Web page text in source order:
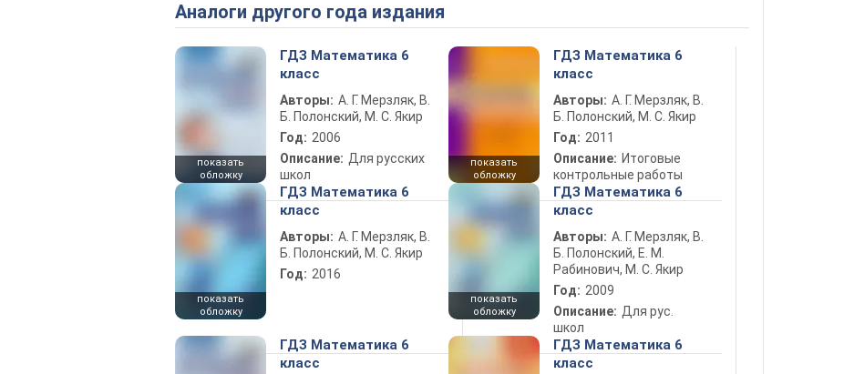
Аналоги другого года издания
показать
обложку
ГДЗ Математика 6
класс
Авторы: А. Г. Мерзляк, В.
Б. Полонский, М. С. Якир
Год: 2006
Описание: Для русских
школ
показать
обложку
ГДЗ Математика 6
класс
Авторы: А. Г. Мерзляк, В.
Б. Полонский, М. С. Якир
Год: 2011
Описание: Итоговые
контрольные работы
показать
обложку
ГДЗ Математика 6
класс
Авторы: А. Г. Мерзляк, В.
Б. Полонский, М. С. Якир
Год: 2016
показать
обложку
ГДЗ Математика 6
класс
Авторы: А. Г. Мерзляк, В.
Б. Полонский, Е. М.
Рабинович, М. С. Якир
Год: 2009
Описание: Для рус.
школ
ГДЗ Математика 6
класс
ГДЗ Математика 6
класс